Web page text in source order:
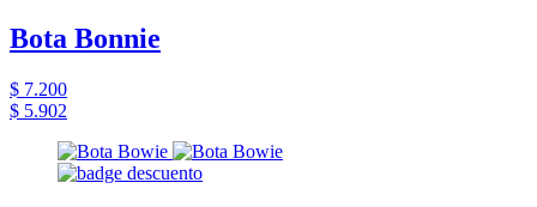
Bota Bonnie
$ 7.200
$ 5.902